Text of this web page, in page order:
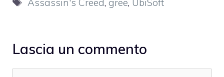
Assassin's Creed, gree, UbiSoft
Lascia un commento